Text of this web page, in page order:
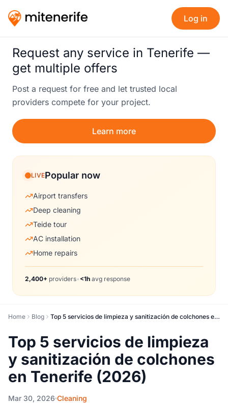
Log in
Request any service in Tenerife —
get multiple offers
Post a request for free and let trusted local
providers compete for your project.
Learn more
LIVEPopular now
Airport transfers
Deep cleaning
Teide tour
AC installation
Home repairs
2,400+ providers• <1h avg response
Home Blog Top 5 servicios de limpieza y sanitización de colchones en Tenerife (2026)
Top 5 servicios de limpieza
y sanitización de colchones
en Tenerife (2026)
Mar 30, 2026 Cleaning